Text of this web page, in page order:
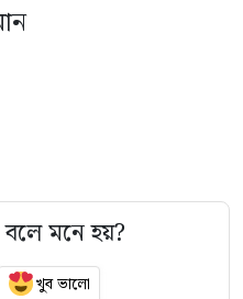
বলে মনে হয়?
খুব ভালো